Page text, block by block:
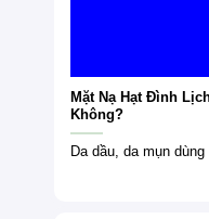
Mặt Nạ Hạt Đình
Không?
Da dầu, da mụn